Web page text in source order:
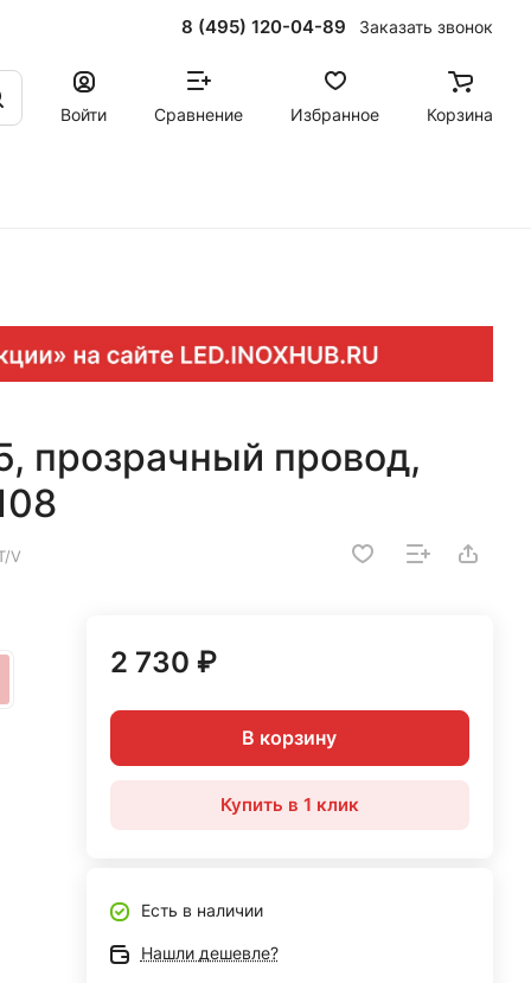
8 (495) 120-04-89 Заказать звонок
Войти Сравнение Избранное Корзина
прозрачный провод,
V
2 730 ₽
В корзину
Купить в 1 клик
Есть в наличии
Нашли дешевле?